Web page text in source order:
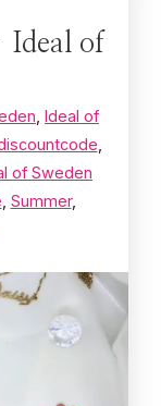
Ideal of
Ideal of
of Sweden
Summer,